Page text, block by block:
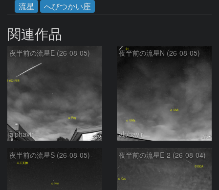
流星
へびつかい座
関連作品
夜半前の流星E (26-08-05)
alphavir
夜半前の流星N (26-08-05)
alphavir
夜半前の流星S (26-08-05) 夜半前の流星E-2 (26-08-04)